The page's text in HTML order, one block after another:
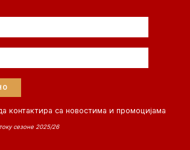
контактира са новостима и промоцијама
сезоне 2025/26